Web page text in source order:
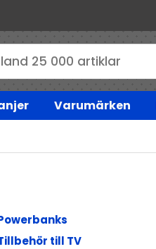
Varumärken
till TV